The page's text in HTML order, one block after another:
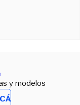
y modelos